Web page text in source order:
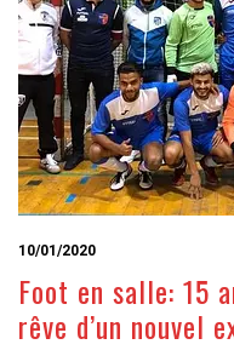
10/01/2020
Foot en salle: 15
rêve d’un nouvel